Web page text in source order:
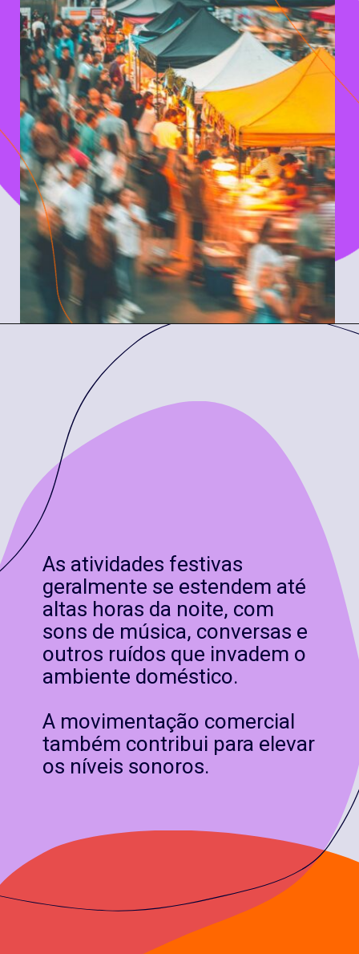
As atividades festivas
geralmente se estendem até
altas horas da noite, com
sons de música, conversas e
outros ruídos que invadem o
ambiente doméstico.
A movimentação comercial
também contribui para elevar
os níveis sonoros.